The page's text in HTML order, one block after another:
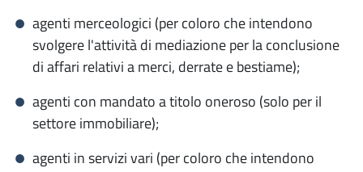
agenti merceologici (per coloro che intendono
svolgere l'attività di mediazione per la conclusione
di affari relativi a merci, derrate e bestiame);
agenti con mandato a titolo oneroso (solo per il
settore immobiliare);
agenti in servizi vari (per coloro che intendono